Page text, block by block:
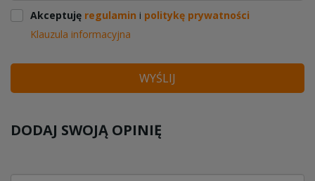
Akceptuję regulamin i politykę prywatności
Klauzula informacyjna
WYŚLIJ
DODAJ SWOJĄ OPINIĘ